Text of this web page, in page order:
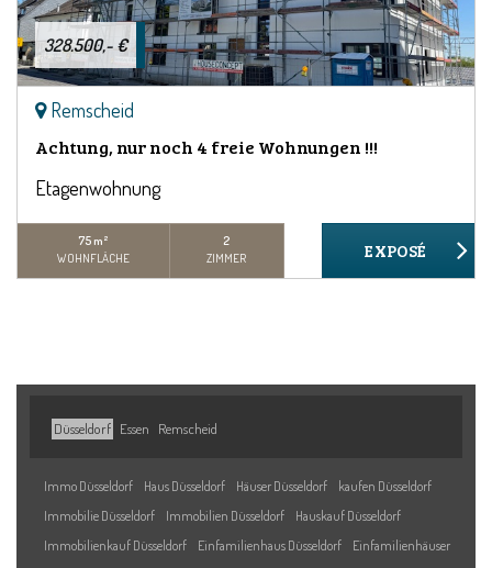
328.500,- €
Remscheid
Achtung, nur noch 4 freie Wohnungen !!!
Etagenwohnung
75 m²
WOHNFLÄCHE
2
ZIMMER
Düsseldorf Essen Remscheid
Immo Düsseldorf Haus Düsseldorf Häuser Düsseldorf
kaufen Düsseldorf
Immobilie Düsseldorf
Immobilien Düsseldorf
Hauskauf Düsseldorf
Immobilienkauf Düsseldorf
Einfamilienhaus Düsseldorf
Einfamilienhäuser